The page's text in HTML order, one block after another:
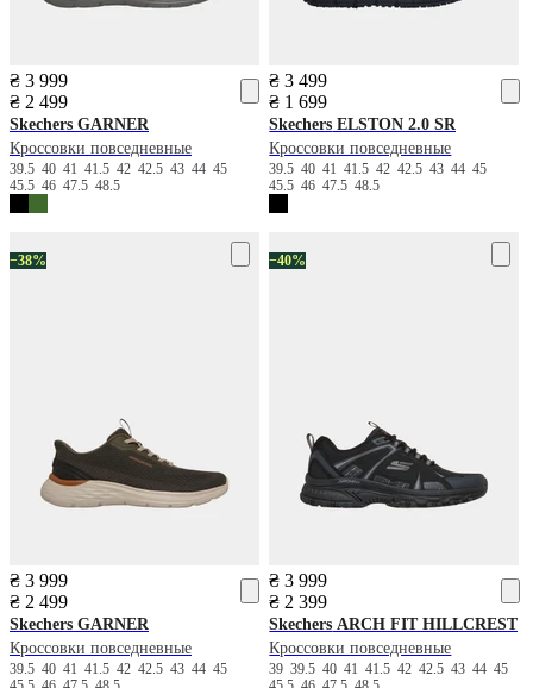
₴ 3 999
₴ 2 499
Skechers GARNER
Кроссовки повседневные
39.5 40 41 41.5 42 42.5 43 44 45
45.5 46 47.5 48.5
₴ 3 499
₴ 1 699
Skechers ELSTON 2.0 SR
Кроссовки повседневные
39.5404141.54242.5434445
45.54647.548.5
−38%
₴ 3 999
₴ 2 499
Skechers GARNER
Кроссовки повседневные
39.5 40 41 41.5 42 42.5 43 44 45
−40%
₴ 3 999
₴ 2 399
Skechers ARCH FIT HILLCREST
Кроссовки повседневные
3939.5404141.54242.5434445